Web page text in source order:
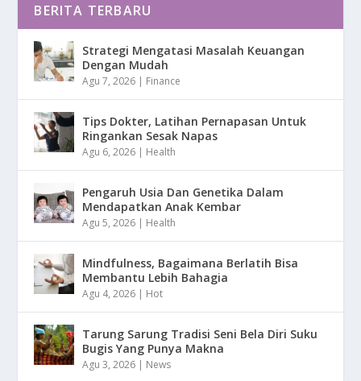
BERITA TERBARU
Strategi Mengatasi Masalah Keuangan
Dengan Mudah
Agu 7, 2026 | Finance
Tips Dokter, Latihan Pernapasan Untuk
Ringankan Sesak Napas
Agu 6, 2026 | Health
Pengaruh Usia Dan Genetika Dalam
Mendapatkan Anak Kembar
Agu 5, 2026 | Health
Mindfulness, Bagaimana Berlatih Bisa
Membantu Lebih Bahagia
Agu 4, 2026 | Hot
Tarung Sarung Tradisi Seni Bela Diri Suku
Bugis Yang Punya Makna
Agu 3, 2026 | News